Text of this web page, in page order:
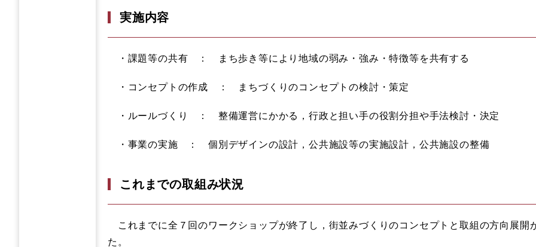
実施内容
・課題等の共有 ： まち歩き等により地域の弱み・強み・特徴等を共有する
・コンセプトの作成 ： まちづくりのコンセプトの検討・策定
・ルールづくり ： 整備運営にかかる，行政と担い手の役割分担や手法検討・決定
・事業の実施 ： 個別デザインの設計，公共施設等の実施設計，公共施設の整備
これまでの取組み状況
これまでに全７回のワークショップが終了し，街並みづくりのコンセプトと取組の方向展開
た。